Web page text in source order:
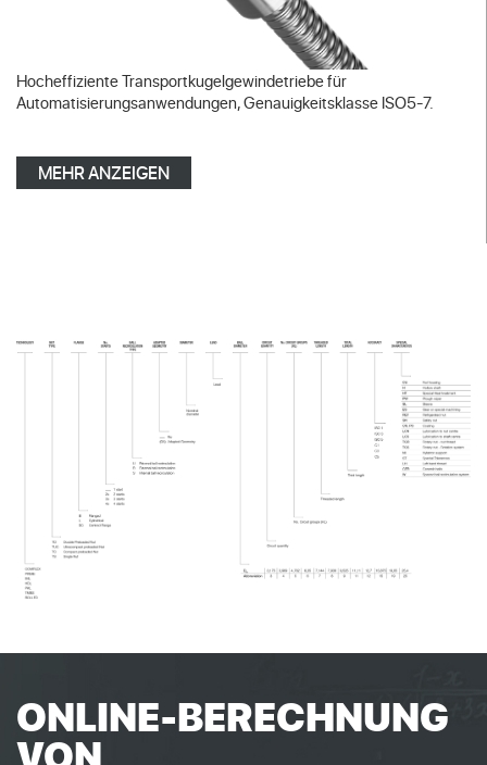
Hocheffiziente Transportkugelgewindetriebe für
Automatisierungsanwendungen, Genauigkeitsklasse ISO5-7.
MEHR ANZEIGEN
ONLINE-BERECHNUNG